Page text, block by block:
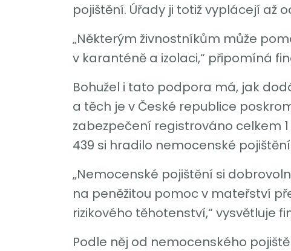
pojištění. Úřady ji totiž vyplácejí až
„Některým živnostníkům může
v karanténě a izolaci,“ připomíná
Bohužel i tato podpora má, jak
a těch je v České republice
zabezpečení registrováno celkem 1
439 si hradilo nemocenské
„Nemocenské pojištění si
na peněžitou pomoc v mateřství
rizikového těhotenství,“ vysvětluje
Podle něj od nemocenského